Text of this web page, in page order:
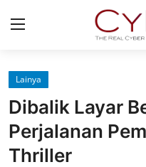
Home
News
Lainya
Dibalik Layar
Perjalanan
Thriller